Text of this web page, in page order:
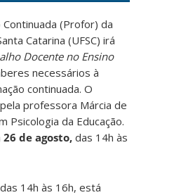
(Profor) da
Catarina (UFSC) irá
Docente no Ensino
necessários à
continuada. O
professora Márcia de
Psicologia da Educação.
26 de agosto, das 14h às
das 14h às 16h, está